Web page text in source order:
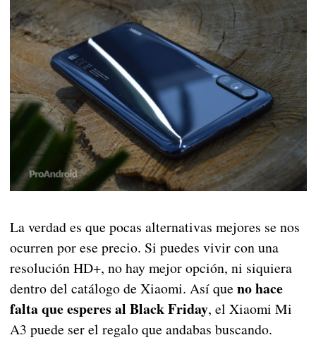
La verdad es que pocas alternativas mejores se nos
ocurren por ese precio. Si puedes vivir con una
resolución HD+, no hay mejor opción, ni siquiera
dentro del catálogo de Xiaomi. Así que no hace
falta que esperes al Black Friday, el Xiaomi Mi
A3 puede ser el regalo que andabas buscando.